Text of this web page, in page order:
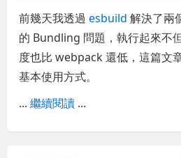
前幾天我透過esbuild 解決了兩
的 Bundling 問題，執行起來不
度也比 webpack 還低，這篇文
基本使用方式。
...繼續閱讀 ...